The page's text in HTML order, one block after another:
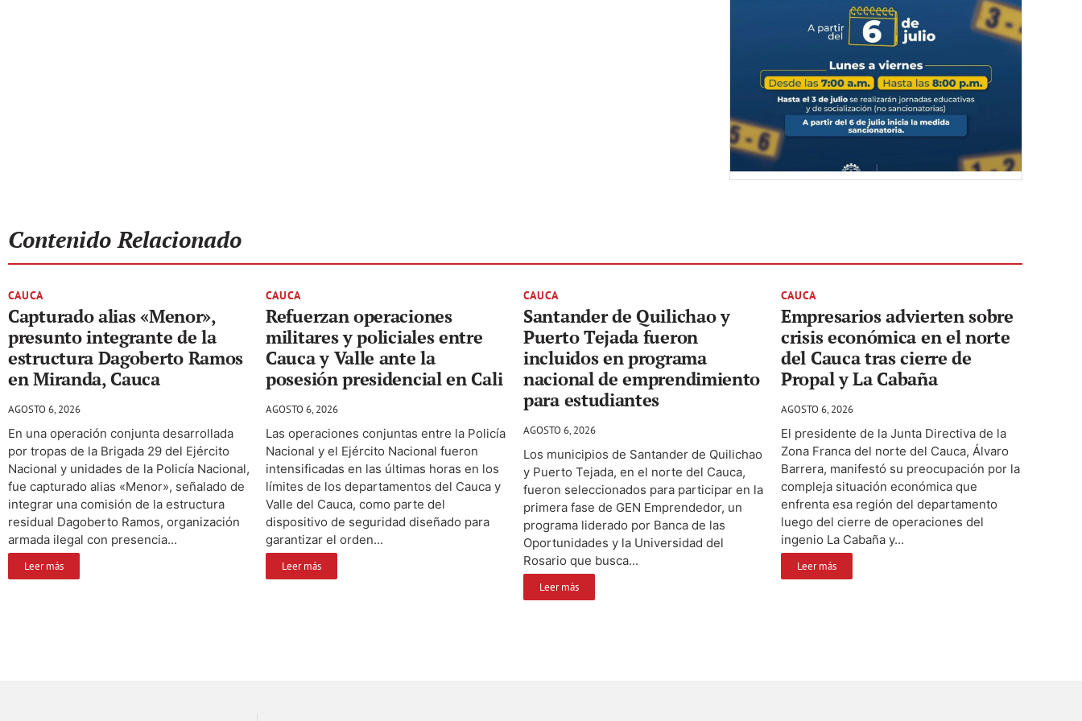
Contenido Relacionado
CAUCA
Capturado alias «Menor»,
presunto integrante de la
estructura Dagoberto Ramos
en Miranda, Cauca
AGOSTO 6, 2026
En una operación conjunta desarrollada
por tropas de la Brigada 29 del Ejército
Nacional y unidades de la Policía Nacional,
fue capturado alias «Menor», señalado de
integrar una comisión de la estructura
residual Dagoberto Ramos, organización
armada ilegal con presencia...
Leer más
CAUCA
Refuerzan operaciones
militares y policiales entre
Cauca y Valle ante la
posesión presidencial en Cali
AGOSTO 6, 2026
Las operaciones conjuntas entre la Policía
Nacional y el Ejército Nacional fueron
intensificadas en las últimas horas en los
límites de los departamentos del Cauca y
Valle del Cauca, como parte del
dispositivo de seguridad diseñado para
garantizar el orden...
Leer más
CAUCA
Santander de Quilichao y
Puerto Tejada fueron
incluidos en programa
nacional de emprendimiento
para estudiantes
AGOSTO 6, 2026
Los municipios de Santander de Quilichao
y Puerto Tejada, en el norte del Cauca,
fueron seleccionados para participar en la
primera fase de GEN Emprendedor, un
programa liderado por Banca de las
Oportunidades y la Universidad del
Rosario que busca...
Leer más
CAUCA
Empresarios advierten sobre
crisis económica en el norte
del Cauca tras cierre de
Propal y La Cabaña
AGOSTO 6, 2026
El presidente de la Junta Directiva de la
Zona Franca del norte del Cauca, Álvaro
Barrera, manifestó su preocupación por la
compleja situación económica que
enfrenta esa región del departamento
luego del cierre de operaciones del
ingenio La Cabaña y...
Leer más